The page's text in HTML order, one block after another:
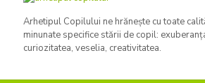
Arhetipul Copilului ne hrănește cu toate
minunate specifice stării de copil:
curiozitatea, veselia, creativitatea.